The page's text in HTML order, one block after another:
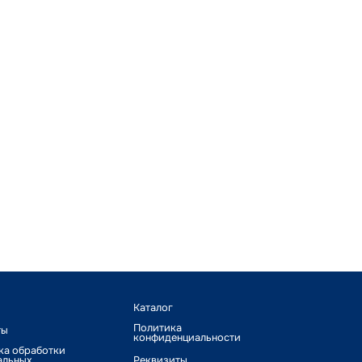
обработки
Каталог
Политика
конфиденциальности